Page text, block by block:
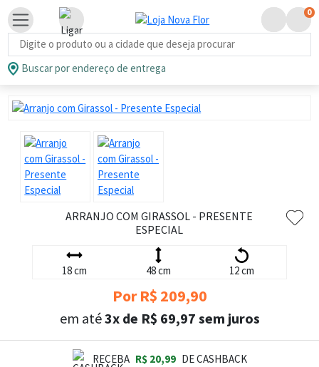
Busca de produtos
0
Buscar por endereço de entrega
ARRANJO COM GIRASSOL - PRESENTE
ESPECIAL
18 cm 48 cm 12 cm
Por R$ 209,90
em até3x de R$ 69,97 sem juros
RECEBA R$ 20,99 DE CASHBACK